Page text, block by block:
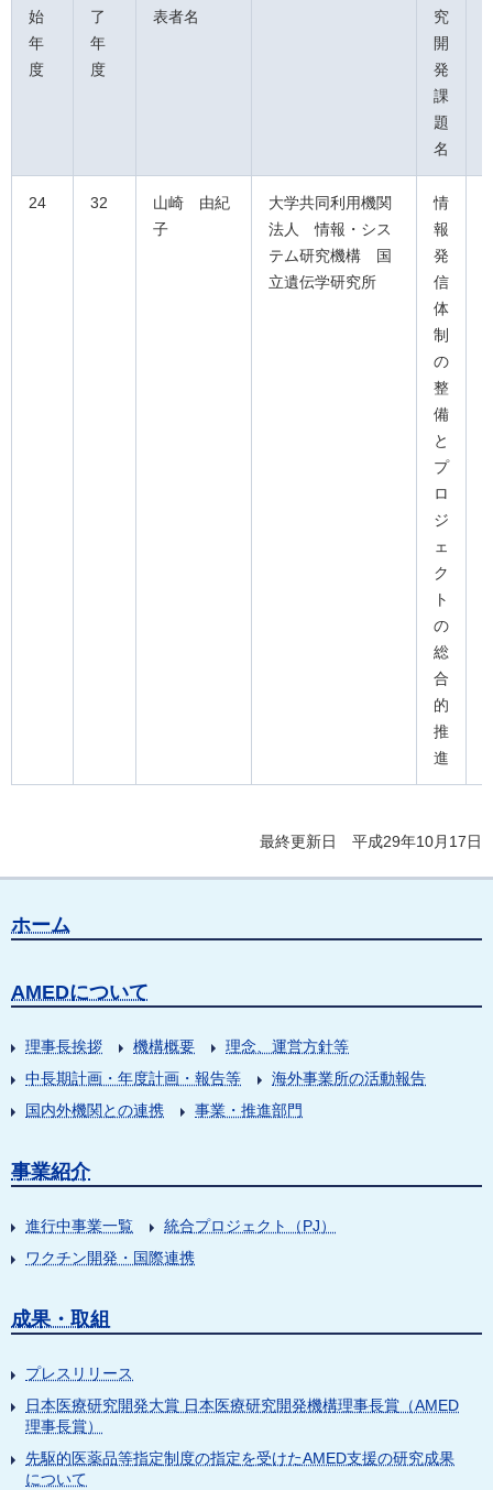
始
年
度
了
年
度
表者名
究
開
発
課
題
名
24 32
山崎 由紀
子
大学共同利用機関
法人 情報・シス
テム研究機構 国
立遺伝学研究所
情
報
発
信
体
制
の
整
備
と
プ
ロ
ジ
ェ
ク
ト
の
総
合
的
推
進
最終更新日 平成29年10月17日
ホーム
AMEDについて
理事長挨拶 機構概要
理念、運営方針等
中長期計画・年度計画・報告等
海外事業所の活動報告
国内外機関との連携
事業・推進部門
事業紹介
進行中事業一覧
統合プロジェクト（PJ）
ワクチン開発・国際連携
成果・取組
プレスリリース
日本医療研究開発大賞 日本医療研究開発機構理事長賞（AMED
理事長賞）
先駆的医薬品等指定制度の指定を受けたAMED支援の研究成果
について